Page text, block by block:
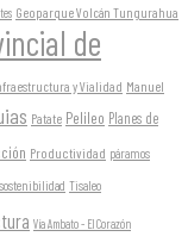
Geoparque Volcán Tungurahua
de
y Vialidad Manuel
Patate Pelileo Planes de
Productividad páramos
sostenibilidad Tisaleo
Vía Ambato - El Corazón